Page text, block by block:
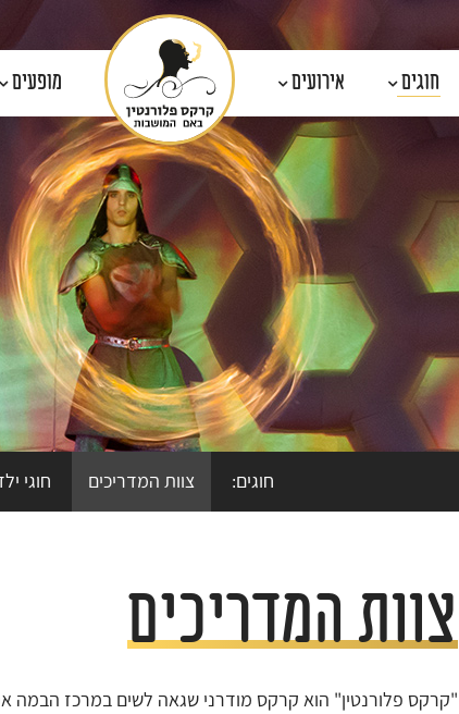
חוגים אירועים מופעים
חוגים: צוות המדריכים חוגי
צוות המדריכים
"קרקס פלורנטין" הוא קרקס מודרני שגאה לשים במרכז הבמה